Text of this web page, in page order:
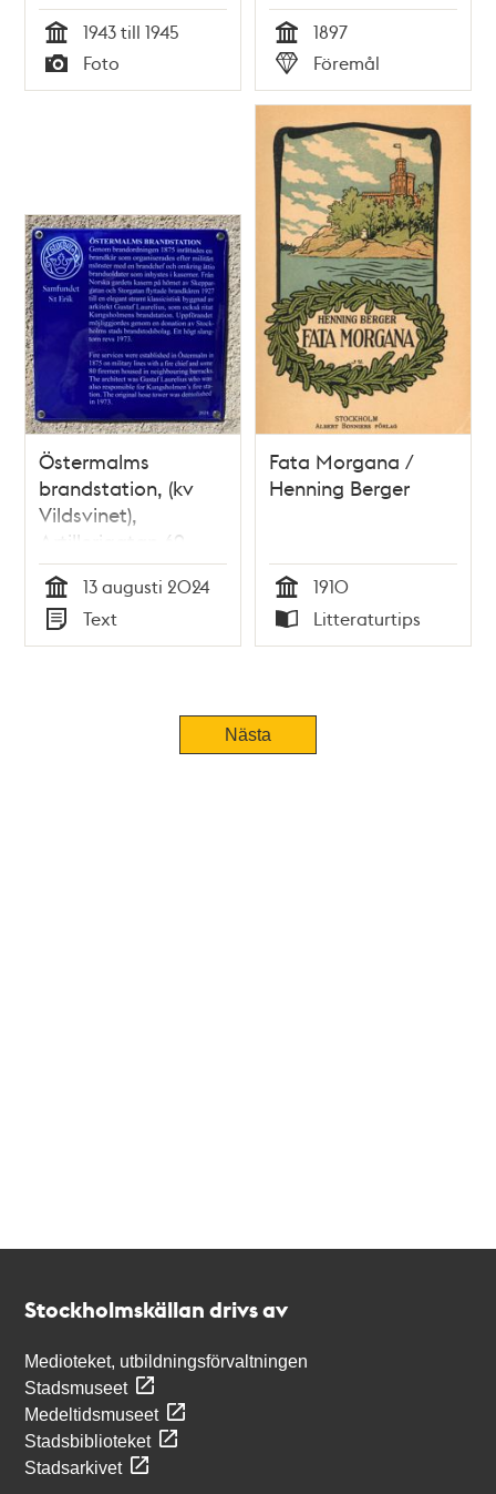
Tid
1943 till 1945
Typ
Foto Tid
1897
Typ
Föremål
Östermalms
brandstation, (kv
Vildsvinet),
Artillerigatan 69
Tid
13 augusti 2024
Typ
Text
Fata Morgana /
Henning Berger
Tid
1910
Typ
Litteraturtips
TidigareNästa
Stockholmskällan drivs av
Medioteket, utbildningsförvaltningen
Stadsmuseet
Medeltidsmuseet
Stadsbiblioteket
Stadsarkivet